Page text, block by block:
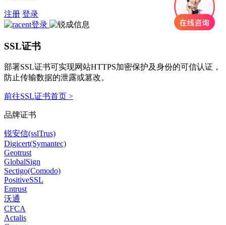
注册 登录
SSL证书
部署SSL证书可实现网站HTTPS加密保护及身份的可信认证，
防止传输数据的泄露或篡改。
前往SSL证书首页 >
品牌证书
锐安信(sslTrus)
Digicert(Symantec)
Geotrust
GlobalSign
Sectigo(Comodo)
PositiveSSL
Entrust
沃通
CFCA
Actalis